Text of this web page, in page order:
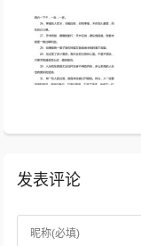
发表评论